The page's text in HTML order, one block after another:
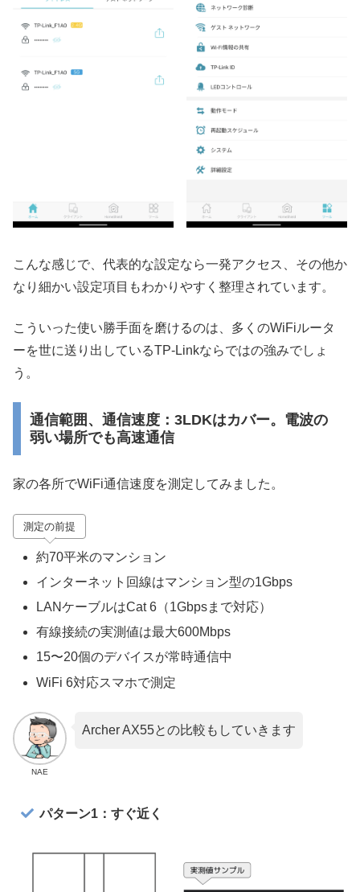
こんな感じで、代表的な設定なら一発アクセス、その他か
なり細かい設定項目もわかりやすく整理されています。
こういった使い勝手面を磨けるのは、多くのWiFiルータ
ーを世に送り出しているTP-Linkならではの強みでしょ
う。
通信範囲、通信速度：3LDKはカバー。電波の
弱い場所でも高速通信
家の各所でWiFi通信速度を測定してみました。
測定の前提
約70平米のマンション
インターネット回線はマンション型の1Gbps
LANケーブルはCat 6（1Gbpsまで対応）
有線接続の実測値は最大600Mbps
15〜20個のデバイスが常時通信中
WiFi 6対応スマホで測定
NAE
Archer AX55との比較もしていきます
パターン1：すぐ近く